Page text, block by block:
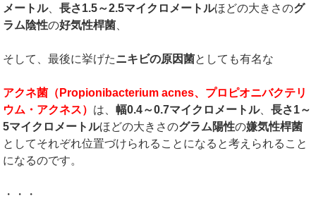
メートル、長さ1.5～2.5マイクロメートルほどの大きさのグ
ラム陰性の好気性桿菌
そして、最後に挙げたニキビの原因菌としても有名な
アクネ菌（ Propionibacterium acnes、プロピオニバクテリ
ウム・アクネス） は、幅0.4～0.7マイクロメートル、長さ1～
5マイクロメートルほどの大きさのグラム陽性の嫌気性桿菌
としてそれぞれ位置づけられることになると考えられること
になるのです。
・・・